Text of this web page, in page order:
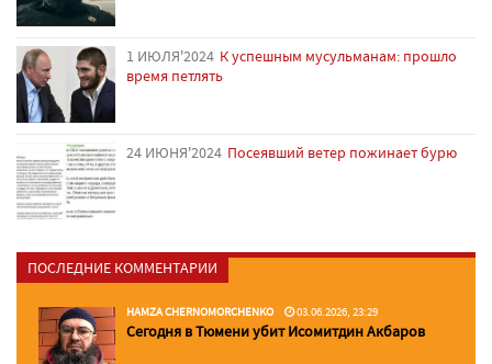
1 ИЮЛЯ'2024 К успешным мусульманам: прошло
время петлять
24 ИЮНЯ'2024 Посеявший ветер пожинает бурю
ПОСЛЕДНИЕ КОММЕНТАРИИ
HAMZA CHERNOMORCHENKO 03.06.2026, 23:29
Сегодня в Тюмени убит Исомитдин Акбаров